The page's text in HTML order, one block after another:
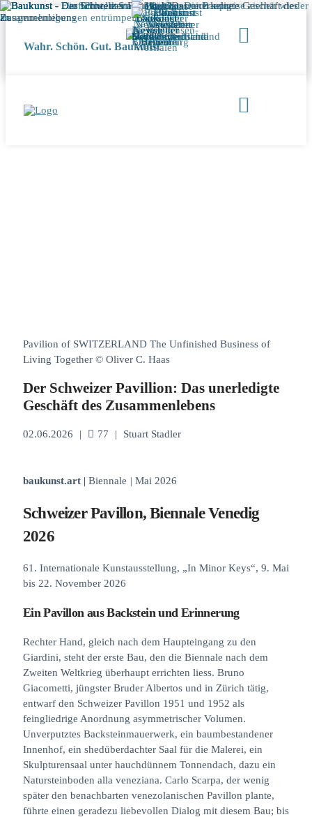
Wahr. Schön. Gut. Baukunst
Pavilion of SWITZERLAND The Unfinished Business of
Living Together © Oliver C. Haas
Der Schweizer Pavillion: Das unerledigte
Geschäft des Zusammenlebens
02.06.2026 | 77 | Stuart Stadler
baukunst.art | Biennale | Mai 2026
Schweizer Pavillon, Biennale Venedig
2026
61. Internationale Kunstausstellung, „In Minor Keys“, 9. Mai
bis 22. November 2026
Ein Pavillon aus Backstein und Erinnerung
Rechter Hand, gleich nach dem Haupteingang zu den
Giardini, steht der erste Bau, den die Biennale nach dem
Zweiten Weltkrieg überhaupt errichten liess. Bruno
Giacometti, jüngster Bruder Albertos und in Zürich tätig,
entwarf den Schweizer Pavillon 1951 und 1952 als
feingliedrige Anordnung asymmetrischer Volumen.
Unverputztes Backsteinmauerwerk, ein baumbestandener
Innenhof, ein shedüberdachter Saal für die Malerei, ein
Skulpturensaal unter hauchdünnem Tonnendach, dazu ein
Natursteinboden alla veneziana. Carlo Scarpa, der wenig
später den benachbarten venezolanischen Pavillon plante,
führte einen geradezu liebevollen Dialog mit diesem Bau; bis